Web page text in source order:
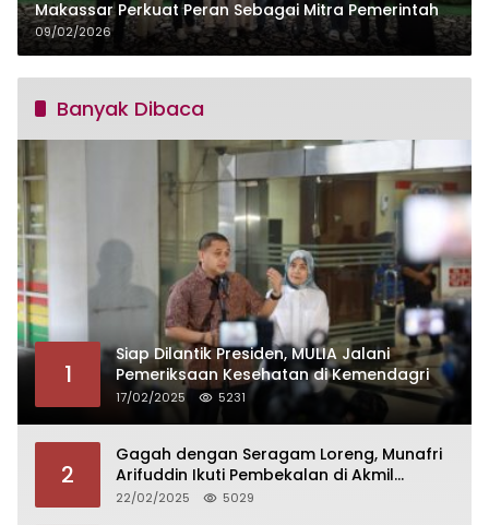
Makassar Perkuat Peran Sebagai Mitra Pemerintah
09/02/2026
Banyak Dibaca
1
Siap Dilantik Presiden, MULIA Jalani
Pemeriksaan Kesehatan di Kemendagri
17/02/2025 5231
2
Gagah dengan Seragam Loreng, Munafri
Arifuddin Ikuti Pembekalan di Akmil
Magelang
22/02/2025 5029